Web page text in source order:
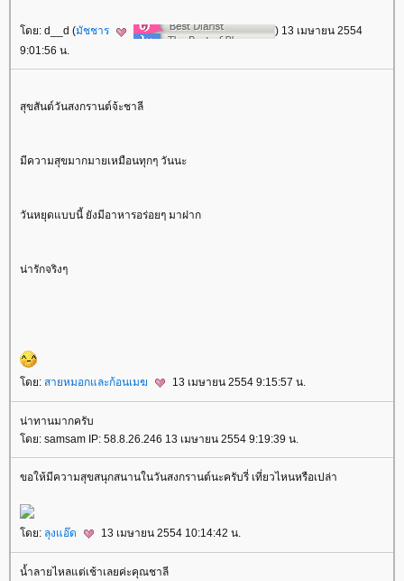
ดย: d__d (มัชชาร
) 13 เมษายน 2554
9:01:56 น.
สุขสันต์วันสงกรานต์จ้ะชาลี
มีความสุขมากมายเหมือนทุกๆ วันนะ
วันหยุดแบบนี้ ยังมีอาหารอร่อยๆ มาฝาก
น่ารักจริงๆ
ดย: สายหมอกและก้อนเมฆ 13 เมษายน 2554 9:15:57 น.
น่าทานมากครับ
ดย: samsam IP: 58.8.26.246 13 เมษายน 2554 9:19:39 น.
ขอให้มีความสุขสนุกสนานในวันสงกรานต์นะครับรี่ เที่ยวไหนหรือเปล่า
ดย: ลุงแอ๊ด 13 เมษายน 2554 10:14:42 น.
น้ำลายไหลแต่เช้าเลยค่ะคุณชาลี